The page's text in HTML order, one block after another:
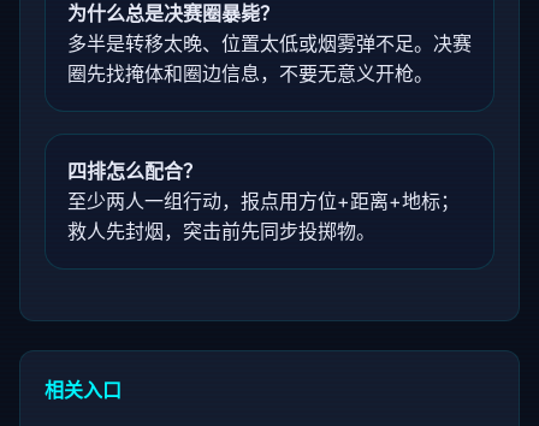
为什么总是决赛圈暴毙？
多半是转移太晚、位置太低或烟雾弹不足。决赛
圈先找掩体和圈边信息，不要无意义开枪。
四排怎么配合？
至少两人一组行动，报点用方位+距离+地标；
救人先封烟，突击前先同步投掷物。
相关入口